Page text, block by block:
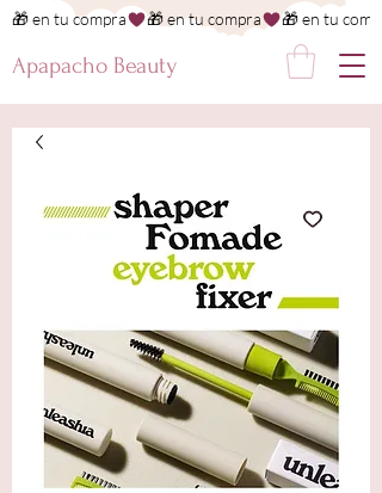
Apapacho Beauty
🎁 en tu compra